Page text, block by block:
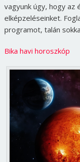
vagyunk úgy, hogy az
elképzeléseinket.
programot, talán
Bika havi horoszkóp